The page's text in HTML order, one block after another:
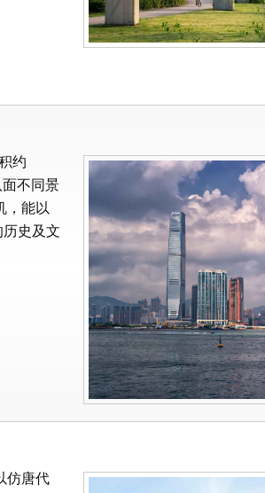
约
不同景
，能以
史及文
仿唐代